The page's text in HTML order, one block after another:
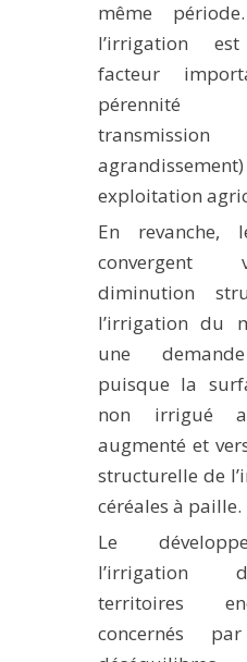
même
l’irrigation
facteur
pérennité
exploitation
En revanche,
convergent
diminution
l’irrigation du
une
puisque la
non irrigué
augmenté et
structurelle de
céréales à paille.
Le
l’irrigation
territoires
concernés